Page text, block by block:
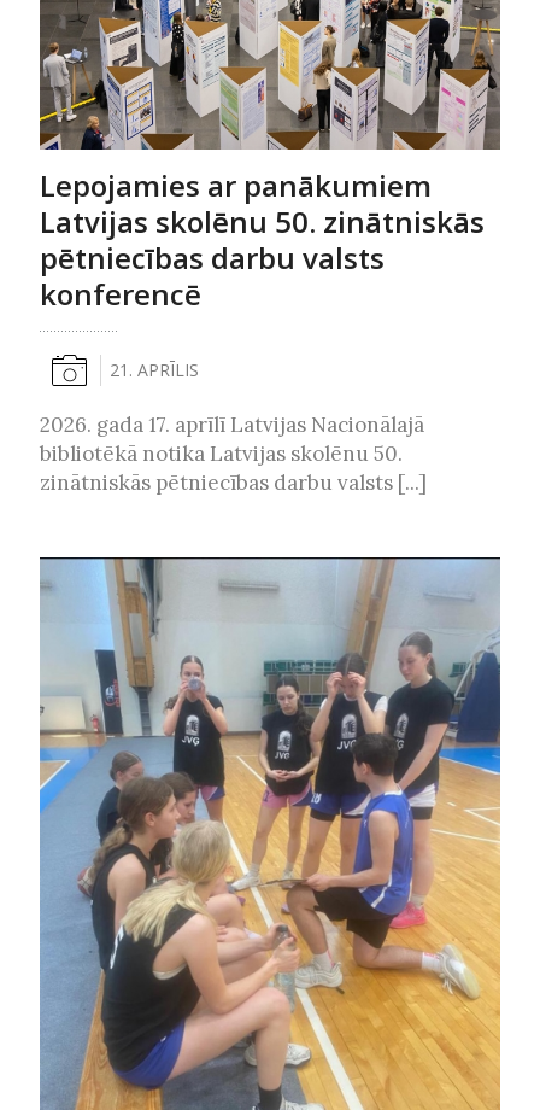
Lepojamies ar panākumiem
Latvijas skolēnu 50. zinātniskās
pētniecības darbu valsts
konferencē
21. APRĪLIS
2026. gada 17. aprīlī Latvijas Nacionālajā
bibliotēkā notika Latvijas skolēnu 50.
zinātniskās pētniecības darbu valsts [...]